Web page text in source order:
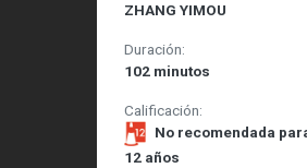
ZHANG YIMOU
Duración:
102 minutos
Calificación:
No recomendada
12 años